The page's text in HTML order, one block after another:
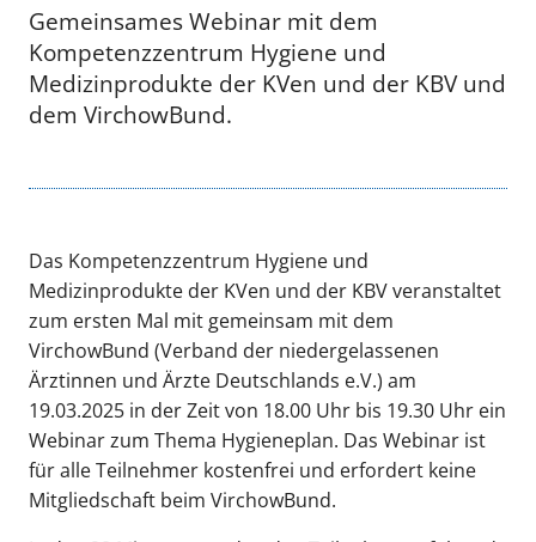
Gemeinsames Webinar mit dem
Kompetenzzentrum Hygiene und
Medizinprodukte der KVen und der KBV und
dem VirchowBund.
Das Kompetenzzentrum Hygiene und
Medizinprodukte der KVen und der KBV veranstaltet
zum ersten Mal mit gemeinsam mit dem
VirchowBund (Verband der niedergelassenen
Ärztinnen und Ärzte Deutschlands e.V.) am
19.03.2025 in der Zeit von 18.00 Uhr bis 19.30 Uhr ein
Webinar zum Thema Hygieneplan. Das Webinar ist
für alle Teilnehmer kostenfrei und erfordert keine
Mitgliedschaft beim VirchowBund.